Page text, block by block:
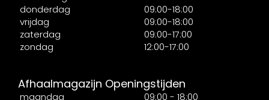
donderdag
09:00-18:00
vrijdag
09:00-18:00
zaterdag
09:00-17:00
zondag
12:00-17:00
Afhaalmagazijn Openingstijden
maandag
09:00 - 18:00